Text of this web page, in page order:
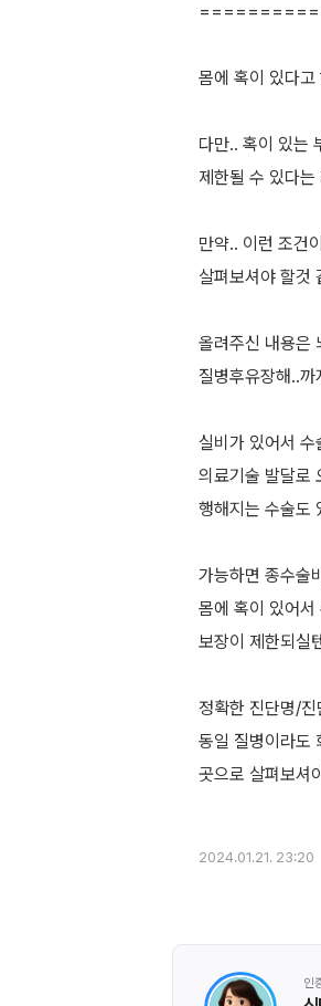
몸에 혹이 있다
다만.. 혹이 있는
제한될 수 있다는
만약.. 이런 조건
살펴보셔야 할것
올려주신 내용은
질병후유장해..
실비가 있어서
의료기술 발달로
행해지는 수술도
가능하면 종수술
몸에 혹이 있어
보장이 제한되실
정확한 진단명/
동일 질병이라도
곳으로 살펴보셔
2024.01.21. 23:20
인